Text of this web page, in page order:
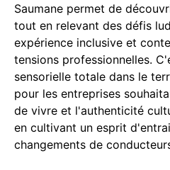
Saumane permet de
tout en relevant des défis
expérience inclusive et
tensions professionnelles.
sensorielle totale dans le
pour les entreprises
de vivre et l'authenticité
en cultivant un esprit
changements de